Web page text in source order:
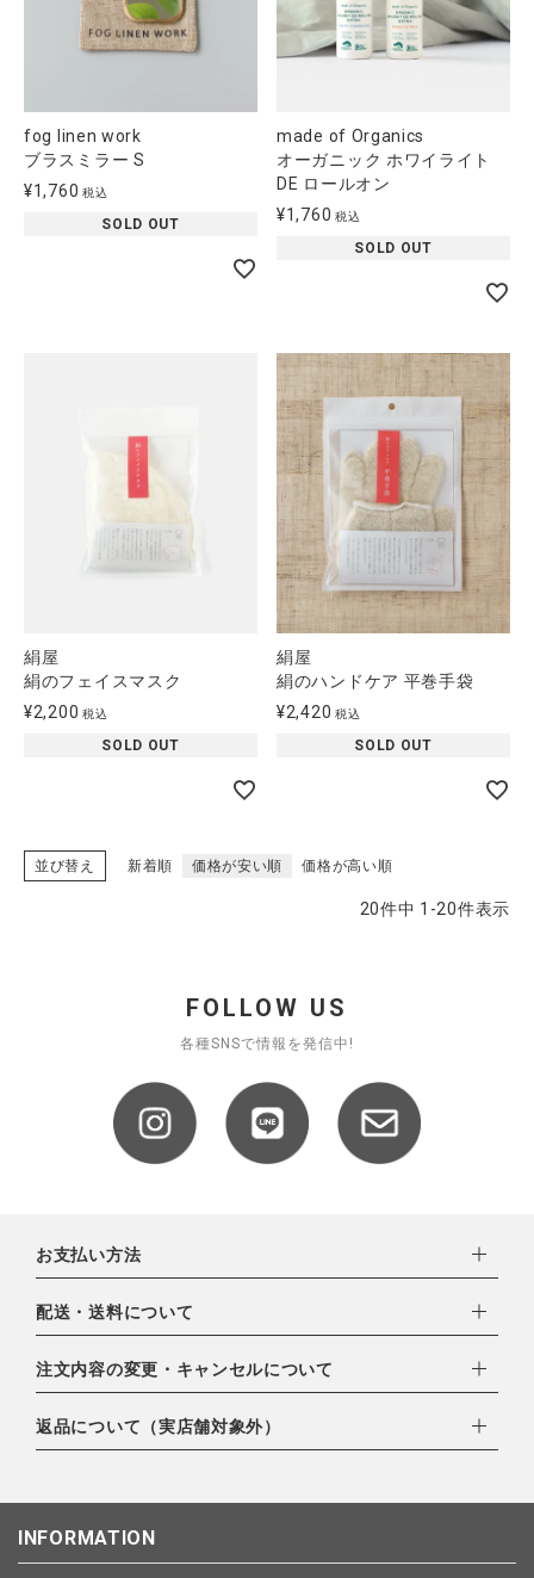
fog linen work
ブラスミラー S
¥1,760 税込
SOLD OUT
made of Organics
オーガニック ホワイライト
DE ロールオン
¥1,760 税込
SOLD OUT
絹屋
絹のフェイスマスク
¥2,200 税込
SOLD OUT
絹屋
絹のハンドケア 平巻手袋
¥2,420 税込
SOLD OUT
並び替え 新着順 価格が安い順 価格が高い順
20件中 1 -20件表示
FOLLOW US
各種SNSで情報を発信中!
お支払い方法
下記お支払い方法よりお選びいただけます。
・クレジットカード（VISA,mastercard,JCB,AMERICAN
EXPRESS,Diners Club）
・amazonペイメント
・楽天ペイ
・PayPay
配送・送料について
配達業者：日本郵便
北海道：1,400円
注文内容の変更・キャンセルについて
ご注文日当日から翌日のAM9:00までにご連絡頂いた場合はキャ
ンセルは可能です。
します。
予約商品など一部キャンセルが出来ない場合がございます。あら
返品について（実店舗対象外）
こちら よりご依頼ください。
INFORMATION